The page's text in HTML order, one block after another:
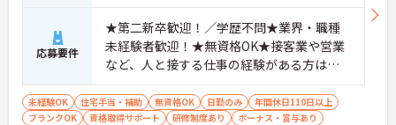
応募要件
★第二新卒歓迎！／学歴不問★業界・職種
未経験者歓迎！★無資格OK★接客業や営業
など、人と接する仕事の経験がある方は大
歓迎
未経験OK 住宅手当・補助 無資格OK 日勤のみ
年間休日110日以上
ブランクOK
資格取得サポート 研修制度あり
ボーナス・賞与あり